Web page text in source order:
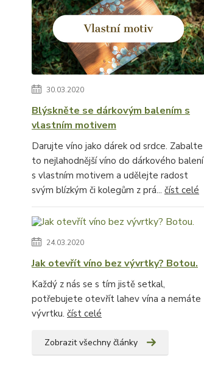
30.03.2020
Blýskněte se dárkovým balením s
vlastním motivem
Darujte víno jako dárek od srdce. Zabalte
to nejlahodnější víno do dárkového balení
s vlastním motivem a udělejte radost
svým blízkým či kolegům z prá... číst celé
24.03.2020
Jak otevřít víno bez vývrtky? Botou.
Každý z nás se s tím jistě setkal,
potřebujete otevřít lahev vína a nemáte
vývrtku. číst celé
Zobrazit všechny články